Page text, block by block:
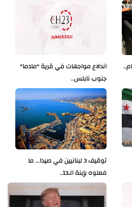
اندلاع مواجهات في قرية "مادما"
جنوب نابلس..
توقيف 3 لبنانيين في صيدا... ما
فعلوه بإبنة الـ13..